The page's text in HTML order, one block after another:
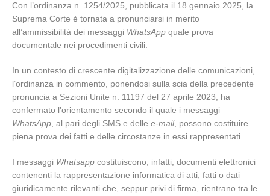
Con l’ordinanza n. 1254/2025, pubblicata il 18 gennaio 2025, la
Suprema Corte è tornata a pronunciarsi in merito
all’ammissibilità dei messaggi WhatsApp quale prova
documentale nei procedimenti civili.
In un contesto di crescente digitalizzazione delle comunicazioni,
l’ordinanza in commento, ponendosi sulla scia della precedente
pronuncia a Sezioni Unite n. 11197 del 27 aprile 2023, ha
confermato l’orientamento secondo il quale i messaggi
WhatsApp , al pari degli SMS e delle e-mail, possono costituire
piena prova dei fatti e delle circostanze in essi rappresentati.
I messaggi Whatsapp costituiscono, infatti, documenti elettronici
contenenti la rappresentazione informatica di atti, fatti o dati
giuridicamente rilevanti che, seppur privi di firma, rientrano tra le